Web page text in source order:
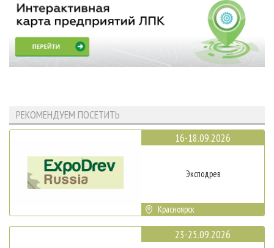
РЕКОМЕНДУЕМ ПОСЕТИТЬ
16-18.09.2026
Эксподрев
Красноярск
23-25.09.2026